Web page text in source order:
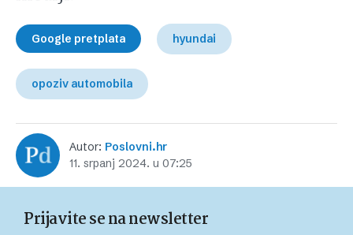
Google pretplata hyundai
opoziv automobila
Autor: Poslovni.hr
11. srpanj 2024. u 07:25
Prijavite se na newsletter